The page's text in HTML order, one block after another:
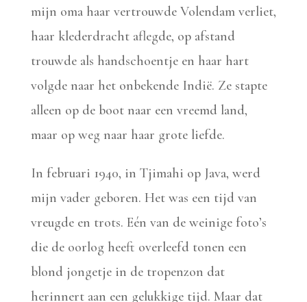
mijn oma haar vertrouwde Volendam verliet,
haar klederdracht aflegde, op afstand
trouwde als handschoentje en haar hart
volgde naar het onbekende Indië. Ze stapte
alleen op de boot naar een vreemd land,
maar op weg naar haar grote liefde.
In februari 1940, in Tjimahi op Java, werd
mijn vader geboren. Het was een tijd van
vreugde en trots. Eén van de weinige foto’s
die de oorlog heeft overleefd tonen een
blond jongetje in de tropenzon dat
herinnert aan een gelukkige tijd. Maar dat